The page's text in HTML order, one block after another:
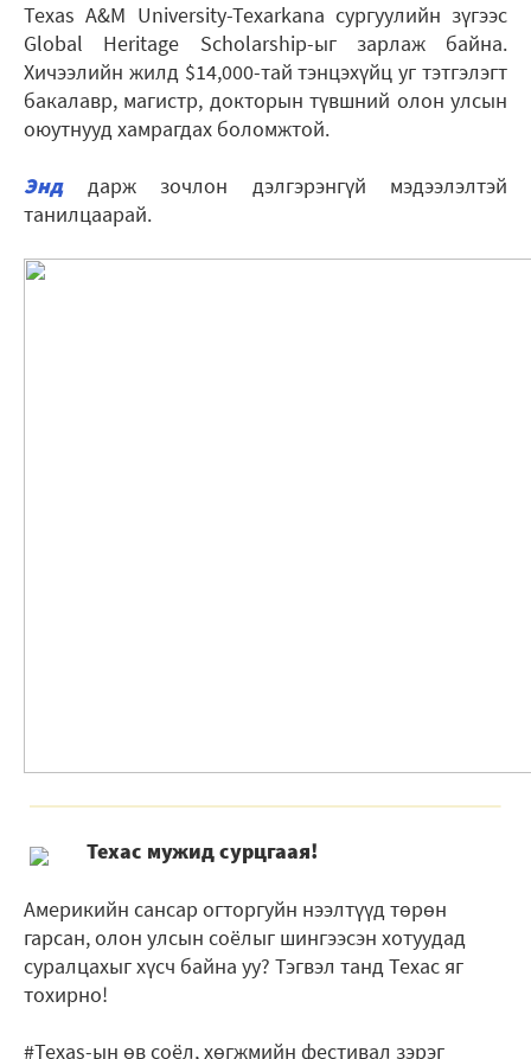
Texas A&M University-Texarkana сургуулийн зүгээс
Global Heritage Scholarship-ыг зарлаж байна.
Хичээлийн жилд $14,000-тай тэнцэхүйц уг тэтгэлэгт
бакалавр, магистр, докторын түвшний олон улсын
оюутнууд хамрагдах боломжтой.
Энддарж зочлон дэлгэрэнгүй мэдээлэлтэй
танилцаарай.
Техас мужид сурцгаая!
Америкийн сансар огторгуйн нээлтүүд төрөн
гарсан, олон улсын соёлыг шингээсэн хотуудад
суралцахыг хүсч байна уу? Тэгвэл танд Техас яг
тохирно!
#Texas-ын өв соёл, хөгжмийн фестивал зэрэг